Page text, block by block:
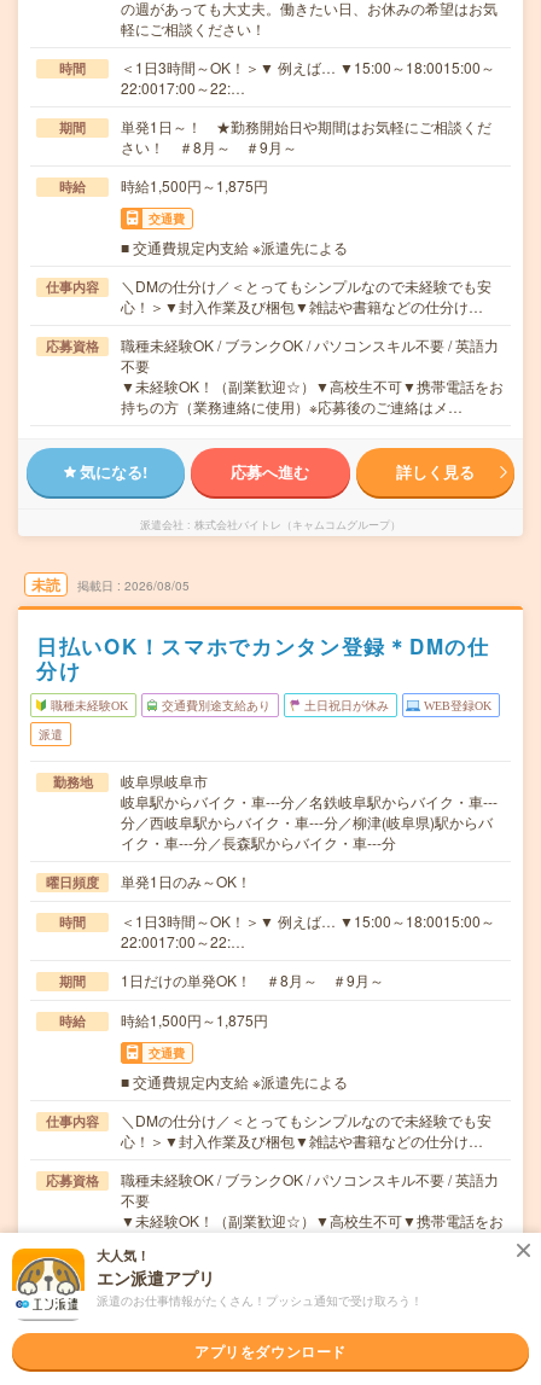
の週があっても大丈夫。働きたい日、お休みの希望はお気
軽にご相談ください！
時間
＜1日3時間～OK！＞▼ 例えば… ▼15:00～18:0015:00～
22:0017:00～22:…
期間
単発1日～！ ★勤務開始日や期間はお気軽にご相談くだ
さい！ ＃8月～ ＃9月～
時給 時給1,500円～1,875円
交通費
■ 交通費規定内支給 ※派遣先による
仕事内容
＼DMの仕分け／＜とってもシンプルなので未経験でも安
心！＞▼封入作業及び梱包▼雑誌や書籍などの仕分け…
応募資格
職種未経験OK / ブランクOK / パソコンスキル不要 / 英語力
不要
▼未経験OK！（副業歓迎☆）▼高校生不可▼携帯電話をお
持ちの方（業務連絡に使用）※応募後のご連絡はメ…
気になる! 応募へ進む 詳しく見る
派遣会社 株式会社バイトレ（キャムコムグループ）
未読 掲載日 2026/08/05
日払いOK！スマホでカンタン登録＊DMの仕
分け
職種未経験OK 交通費別途支給あり 土日祝日が休み WEB登録OK
派遣
勤務地
岐阜県岐阜市
岐阜駅からバイク・車---分／名鉄岐阜駅からバイク・車---
分／西岐阜駅からバイク・車---分／柳津(岐阜県)駅からバ
イク・車---分／長森駅からバイク・車---分
曜日頻度 単発1日のみ～OK！
時間
＜1日3時間～OK！＞▼ 例えば… ▼15:00～18:0015:00～
22:0017:00～22:…
期間 1日だけの単発OK！ ＃8月～ ＃9月～
時給 時給1,500円～1,875円
交通費
■ 交通費規定内支給 ※派遣先による
仕事内容
＼DMの仕分け／＜とってもシンプルなので未経験でも安
心！＞▼封入作業及び梱包▼雑誌や書籍などの仕分け…
応募資格
職種未経験OK / ブランクOK / パソコンスキル不要 / 英語力
不要
▼未経験OK！（副業歓迎☆）▼高校生不可▼携帯電話をお
気になる! 応募へ進む 詳しく見る
株式会社バイトレ（キャムコムグループ）
大人気！
エン派遣アプリ
派遣のお仕事情報がたくさん！プッシュ通知で受け取ろう！
アプリをダウンロード